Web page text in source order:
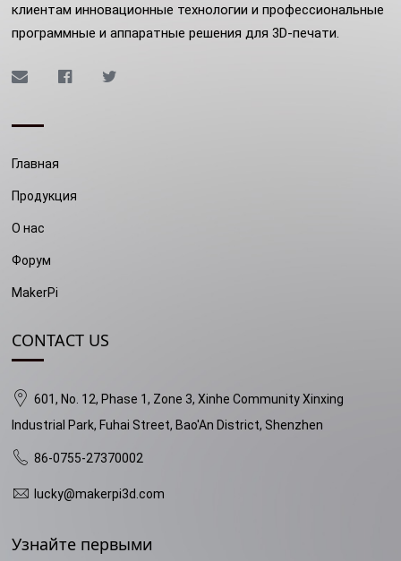
клиентам инновационные технологии и профессиональные
программные и аппаратные решения для 3D-печати.
Главная
Продукция
О нас
Форум
MakerPi
CONTACT US
601, No. 12, Phase 1, Zone 3, Xinhe Community Xinxing
Industrial Park, Fuhai Street, Bao'An District, Shenzhen
86-0755-27370002
lucky@makerpi3d.com
Узнайте первыми